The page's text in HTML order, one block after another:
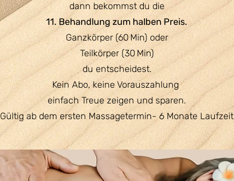
dann bekommst du die
11. Behandlung zum halben Preis.
Ganzkörper (60 Min) oder
Teilkörper (30 Min)
du entscheidest.
Kein Abo, keine Vorauszahlung
einfach Treue zeigen und sparen.
Gültig ab dem ersten Massagetermin- 6 Monate Laufzeit